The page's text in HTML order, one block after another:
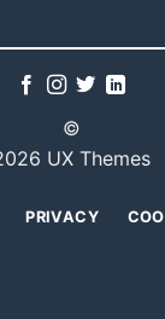
©
UX Themes
PRIVACY